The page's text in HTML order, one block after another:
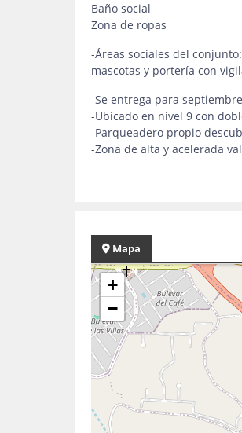
Baño social
Zona de ropas
-Áreas sociales del
mascotas y portería con
-Se entrega para
-Ubicado en nivel 9 con
-Parqueadero propio
-Zona de alta y acelerada
Mapa
+
−